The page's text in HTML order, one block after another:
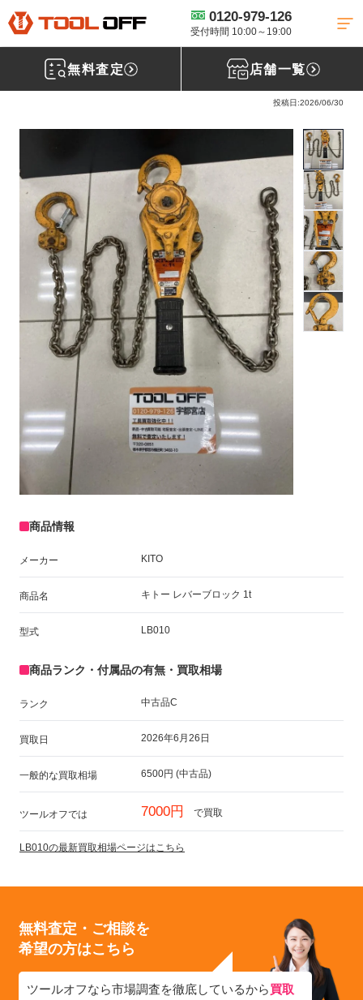
0120-979-126
受付時間 10:00～19:00
無料査定 店舗一覧
工具買取TOP 土木建設機械買取
チェーン・レバーブロック買取
【買取実績】KITO レバーブロック 1t LB010［栃木県矢板市］
KITO キトー レバーブロック 1t LB010
投稿日:2026/06/30
商品情報
メーカー KITO
商品名 キトー レバーブロック 1t
型式 LB010
商品ランク・付属品の有無・買取相場
ランク 中古品C
買取日 2026年6月26日
一般的な買取相場 6500円 (中古品)
ツールオフでは 7000円 で買取
LB010の最新買取相場ページはこちら
無料査定・ご相談を
希望の方はこちら
ツールオフなら市場調査を徹底しているから買取